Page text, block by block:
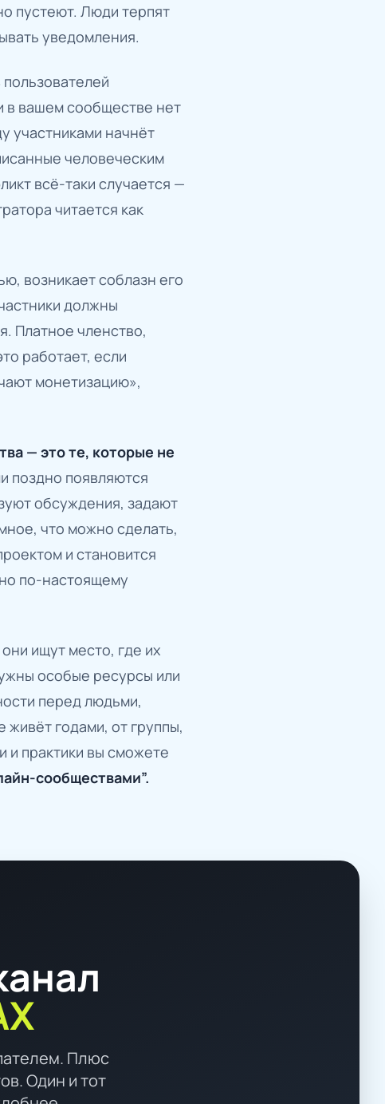
пустеют. Люди терпят
уведомления.
в вашем сообществе нет
участниками начнёт
человеческим
всё-таки случается —
читается как
возникает соблазн его
должны
Платное членство,
работает, если
монетизацию»,
— это те, которые не
поздно появляются
обсуждения, задают
что можно сделать,
и становится
по-настоящему
ищут место, где их
особые ресурсы или
перед людьми,
годами, от группы,
и практики вы сможете
сообществами”.
Плюс
Один и тот